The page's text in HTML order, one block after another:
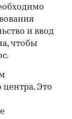
и ввод
чтобы
центра. Это